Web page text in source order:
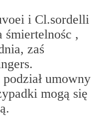
i Cl.sordelli
śmiertelnośc ,
zaś
umowny
mogą się